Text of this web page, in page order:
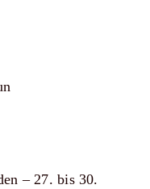
– 27. bis 30.